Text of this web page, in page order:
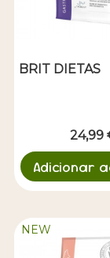
BRIT DIETAS
24,99
Adicionar
NEW